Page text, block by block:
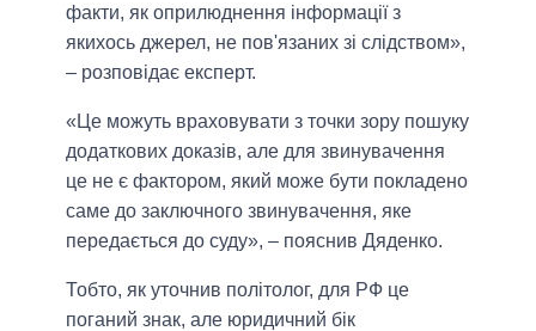
факти, як оприлюднення інформації з
якихось джерел, не пов'язаних зі слідством»,
– розповідає експерт.
«Це можуть враховувати з точки зору пошуку
додаткових доказів, але для звинувачення
це не є фактором, який може бути покладено
саме до заключного звинувачення, яке
передається до суду», – пояснив Дяденко.
Тобто, як уточнив політолог, для РФ це
поганий знак, але юридичний бік